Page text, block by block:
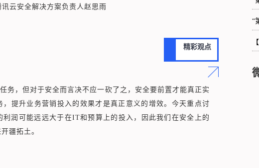
讯云安全解决方案负责人赵思雨
精彩观点
务，但对于安全而言决不应一砍了之，安全要前置才能真正实
，提升业务营销投入的效果才是真正意义的增效。今天重点讨
润可能远远大于在IT和预算上的投入，因此我们在安全上的
疆拓土。
“